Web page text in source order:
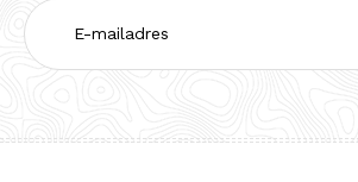
E-
mailadres